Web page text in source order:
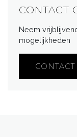
CONTACT
Neem
mogelijkheden